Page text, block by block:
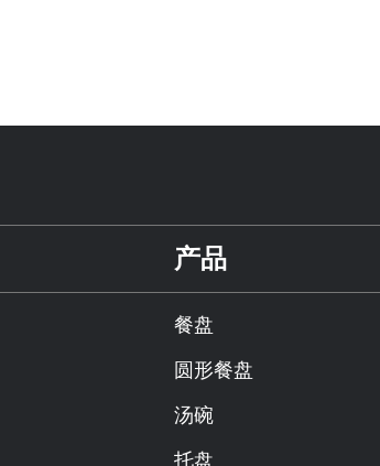
产品
餐盘
圆形餐盘
汤碗
托盘